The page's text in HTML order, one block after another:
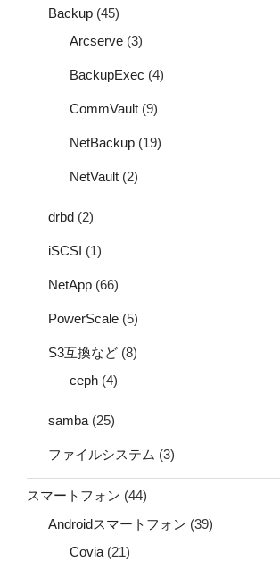
Backup (45)
Arcserve (3)
BackupExec (4)
CommVault (9)
NetBackup (19)
NetVault (2)
drbd (2)
iSCSI (1)
NetApp (66)
PowerScale (5)
S3互換など (8)
ceph (4)
samba (25)
ファイルシステム (3)
スマートフォン (44)
Androidスマートフォン (39)
Covia (21)